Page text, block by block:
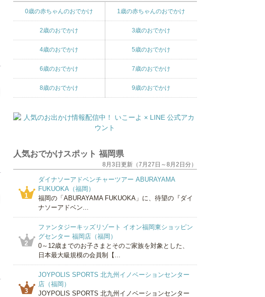
0歳の赤ちゃんのおでかけ 1歳の赤ちゃんのおでかけ
2歳のおでかけ 3歳のおでかけ
4歳のおでかけ 5歳のおでかけ
6歳のおでかけ 7歳のおでかけ
8歳のおでかけ 9歳のおでかけ
人気おでかけスポット 福岡県
8月3日更新（7月27日～8月2日分）
1
ダイナソーアドベンチャーツアー ABURAYAMA
FUKUOKA（福岡）
福岡の「ABURAYAMA FUKUOKA」に、待望の『ダイ
ナソーアドベン...
2
ファンタジーキッズリゾート イオン福岡東ショッピン
グセンター 福岡店（福岡）
0～12歳までのお子さまとそのご家族を対象とした、
日本最大級規模の会員制【...
3
JOYPOLIS SPORTS 北九州イノベーションセンター
店（福岡）
JOYPOLIS SPORTS 北九州イノベーションセンター